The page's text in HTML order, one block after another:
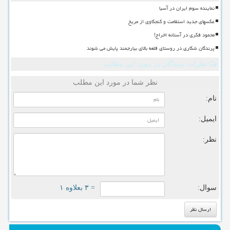
نماینده سوم ایران در آسیا
عکسهای جدید استقامت و کنجکاوی از مریخ
محمود فکری در آستانه اخراج!
پرندگان شکاری در روستای قلعه بالای بیارجمند پایش می شوند
نظرات بینندگان در مورد این مطلب
نظر شما در مورد این مطلب
نام:
ایمیل:
نظر:
سوال: = ۳ بعلاوه ۱